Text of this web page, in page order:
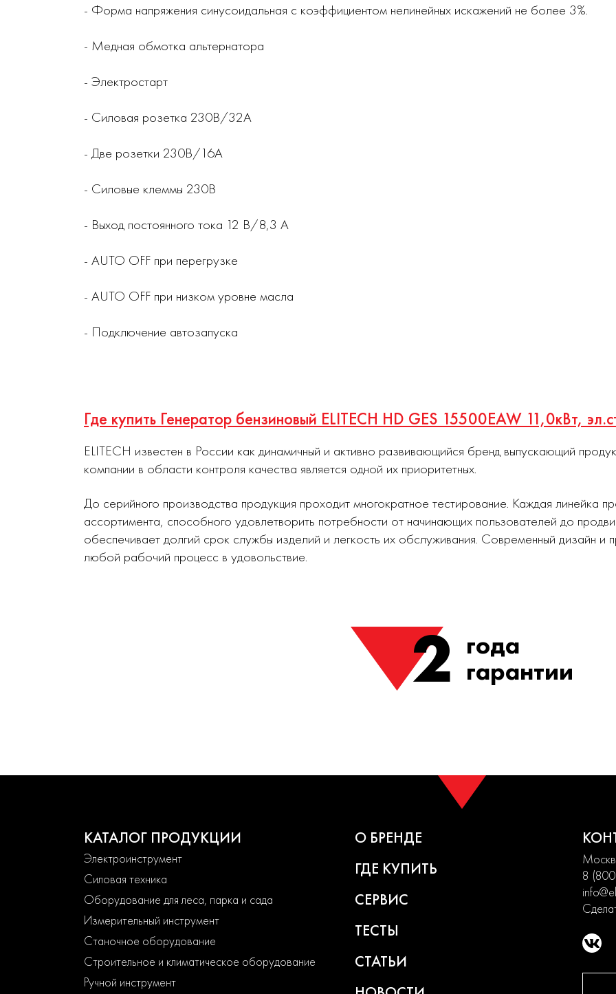
- Форма напряжения синусоидальная с коэффициентом нелинейных искажений не более 3%.
- Медная обмотка альтернатора
- Электростарт
- Силовая розетка 230В/32А
- Две розетки 230В/16А
- Силовые клеммы 230В
- Выход постоянного тока 12 В/8,3 А
- AUTO OFF при перегрузке
- AUTO OFF при низком уровне масла
- Подключение автозапуска
Где купить Генератор бензиновый ELITECH HD GES 15500EAW 11,0кВт,
ELITECH известен в России как динамичный и активно развивающийся бренд выпускающий
компании в области контроля качества является одной их приоритетных.
До серийного производства продукция проходит многократное тестирование. Каждая линейка
ассортимента, способного удовлетворить потребности от начинающих пользователей до
обеспечивает долгий срок службы изделий и легкость их обслуживания. Современный дизайн
любой рабочий процесс в удовольствие.
2 года
гарантии
КАТАЛОГ ПРОДУКЦИИ
Электроинструмент
Силовая техника
Оборудование для леса, парка и сада
Измерительный инструмент
Станочное оборудование
Строительное и климатическое оборудование
Ручной инструмент
О БРЕНДЕ
ГДЕ КУПИТЬ
СЕРВИС
ТЕСТЫ
СТАТЬИ
8